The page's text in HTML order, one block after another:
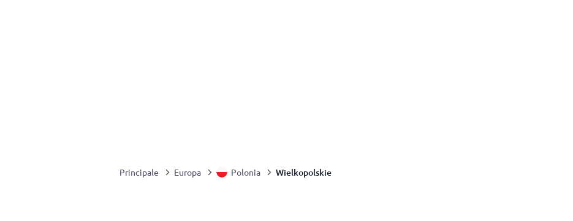
Principale Europa Polonia Wielkopolskie